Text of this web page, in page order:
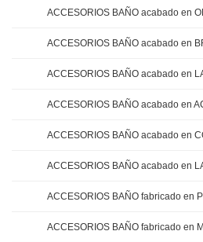
ACCESORIOS BAÑO acabado en
ACCESORIOS BAÑO acabado en
ACCESORIOS BAÑO acabado en
ACCESORIOS BAÑO acabado en
ACCESORIOS BAÑO acabado en
ACCESORIOS BAÑO acabado en
ACCESORIOS BAÑO fabricado en
ACCESORIOS BAÑO fabricado en